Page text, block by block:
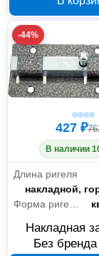
Крепёж
Метизы
Монтажные
Расходные
Для
Для садовой
Для
-44%
427 ₽
В наличии
Длина ригеля
Тип установки
Накладная
Без